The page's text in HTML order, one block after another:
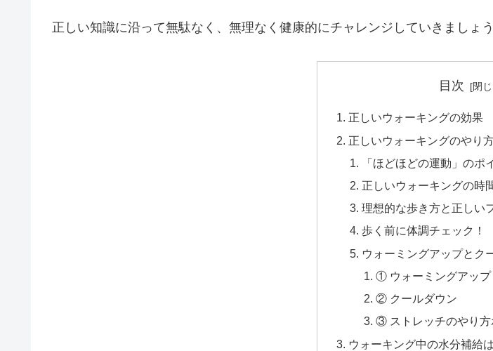
正しい知識に沿って無駄なく、無理なく健康的にチャレンジしていきましょう
目次
正しいウォーキングの効果
正しいウォーキングのやり
「ほどほどの運動」のポ
正しいウォーキングの時
理想的な歩き方と正しい
歩く前に体調チェック！
ウォーミングアップとク
① ウォーミングアップ
② クールダウン
③ ストレッチのやり方
ウォーキング中の水分補給